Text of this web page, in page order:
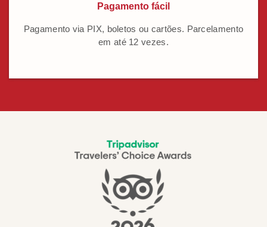
Pagamento fácil
Pagamento via PIX, boletos ou cartões. Parcelamento
em até 12 vezes.